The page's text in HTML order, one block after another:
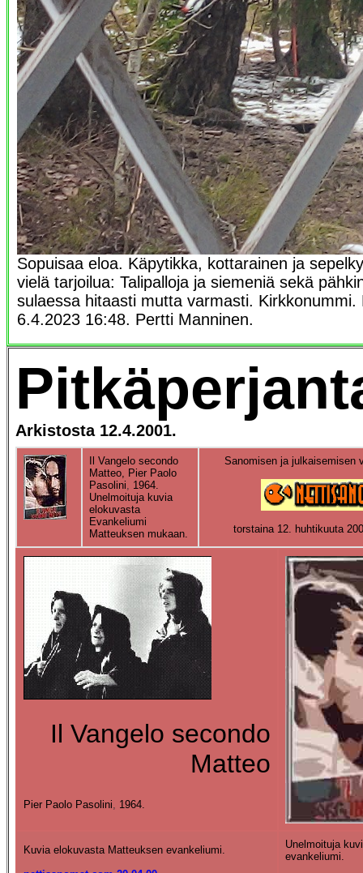
Sopuisaa eloa. Käpytikka, kottarainen ja
vielä tarjoilua: Talipalloja ja siemeniä sekä
sulaessa hitaasti mutta varmasti. Kirkkonummi.
6.4.2023 16:48. Pertti Manninen.
Arkistosta 12.4.2001.
Il Vangelo secondo
Matteo,
Pier Paolo
Pasolini
1964.
Unelmoituja kuvia
elokuvasta
Evankeliumi
Matteuksen mukaan.
Sanomisen ja julkaisemisen
torstaina 12. huhtikuuta
Il Vangelo secondo
Matteo
Pier Paolo Pasolini 1964.
Kuvia elokuvasta Matteuksen evankeliumi.
Unelmoituja
evankeliumi.